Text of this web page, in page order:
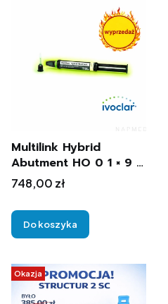
Multilink Hybrid
Abutment HO 0 1 × 9 g
Ivoclar
Cena
748,00 zł
Do koszyka
Okazja